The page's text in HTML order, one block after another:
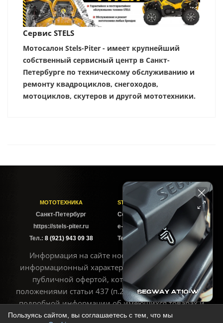
Сервис STELS
Мотосалон Stels-Piter - имеет крупнейший
собственный сервисный центр в Санкт-
Петербурге по техническому обслуживанию и
ремонту квадроциклов, снегоходов,
мотоциклов, скутеров и другой мототехники.
МОТОТЕХНИКА
Cанкт-Петербург
https://stels-piter.ru
Тел.: 8 (921) 943 09 38
STELS-PITER СОФИЙСКАЯ
Софийская ул. 6Б
e-mail: sales@stels-piter.ru
Тел.:
8 (921) 943 09 38
Информация на сайте носит исключительно
информационный характер и не может считаться
публичной офертой, которая определяется
положениями статьи 437 (п.2) ГК РФ. Для получения
подробной информации об имеющихся товарах и
ценах воспользуйтесь контактами, указанными на
Пользуясь сайтом, вы соглашаетесь с тем, что мы